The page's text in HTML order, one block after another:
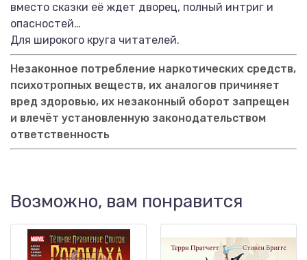
вместо сказки её ждет дворец, полный интриг и
опасностей…
Для широкого круга читателей.
Незаконное потребление наркотических средств,
психотропных веществ, их аналогов причиняет
вред здоровью, их незаконный оборот запрещен
и влечёт установленную законодательством
ответственность
Возможно, вам понравится